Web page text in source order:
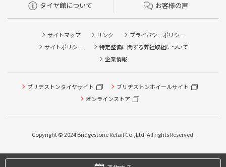
タイヤ館について お客様の声
サイトマップ リンク
プライバシーポリシー
サイトポリシー
特定整備に関する弊社取組について
企業情報
ブリヂストンタイヤサイト
ブリヂストンホイールサイト
オンラインストア
Copyright © 2024 Bridgestone Retail Co.,Ltd. All rights Reserved.
ピット作業の予約